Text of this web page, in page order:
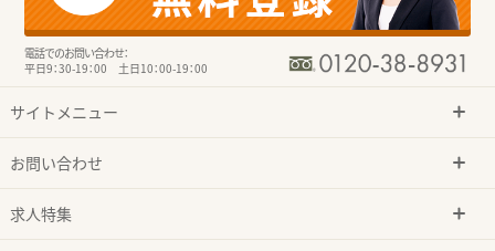
電話でのお問い合わせ：
平日9：30-19：00 土日10：00-19：00
サイトメニュー
お問い合わせ
求人特集